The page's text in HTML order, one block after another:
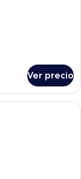
Ver precio